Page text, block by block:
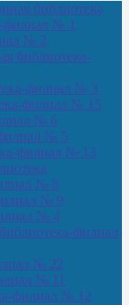
библиотека
филиал № 1
№ 2
библиотека-
филиал № 3
филиал № 15
№ 6
№ 5
филиал № 13
№ 8
№ 9
№ 4
филиал
№ 22
№ 11
филиал № 12